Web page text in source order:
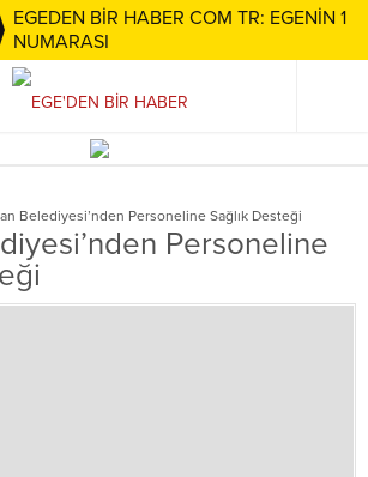
EGEDEN BİR HABER COM TR: EGENİN 1
NUMARASI
Belediyesi’nden Personeline Sağlık Desteği
Personeline